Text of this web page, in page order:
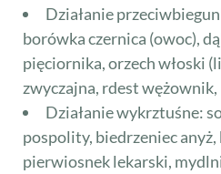
Działanie
borówka czernica (owoc),
pięciornika, orzech włoski
zwyczajna, rdest wężownik,
Działanie wykrztuśne:
pospolity, biedrzeniec anyż,
pierwiosnek lekarski,